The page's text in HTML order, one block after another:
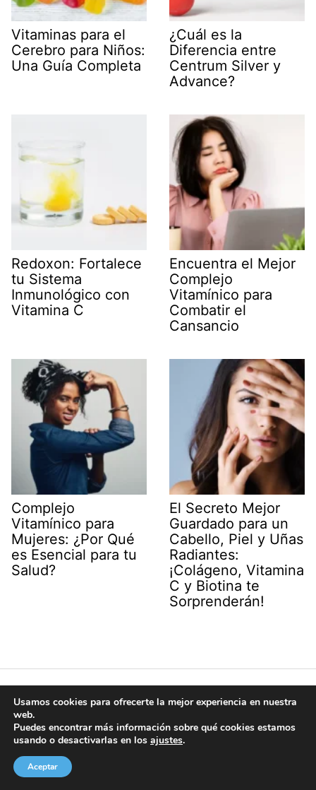
Vitaminas para el
Cerebro para Niños:
Una Guía Completa
¿Cuál es la
Diferencia entre
Centrum Silver y
Advance?
Redoxon: Fortalece
tu Sistema
Inmunológico con
Vitamina C
Encuentra el Mejor
Complejo
Vitamínico para
Combatir el
Cansancio
Complejo
Vitamínico para
Mujeres: ¿Por Qué
es Esencial para tu
Salud?
El Secreto Mejor
Guardado para un
Cabello, Piel y Uñas
Radiantes:
¡Colágeno, Vitamina
C y Biotina te
Sorprenderán!
Este sitio web genera ingresos por las compras
realizadas por los usuarios mediante enlaces de
afiliado de amazon.
El contenido de esta página web tiene fines
Usamos cookies para ofrecerte la mejor experiencia en nuestra
web.
Puedes encontrar más información sobre qué cookies estamos
usando o desactivarlas en los ajustes.
Aceptar